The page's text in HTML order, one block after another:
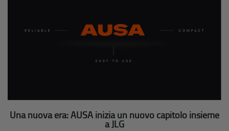
Una nuova era: AUSA inizia un nuovo capitolo insieme
a JLG